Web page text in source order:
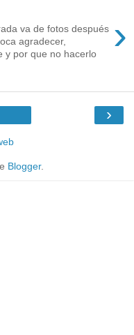
›
va de fotos después
agradecer,
y por que no hacerlo
›
Blogger.